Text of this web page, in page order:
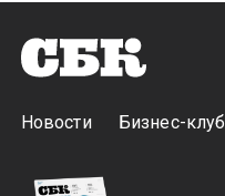
Новости Бизнес-клуб